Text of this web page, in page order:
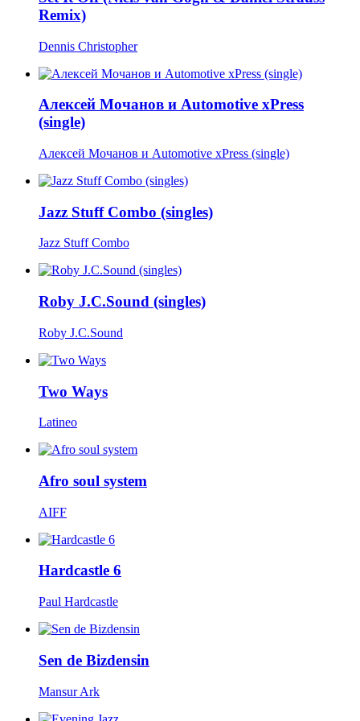
Remix)
Dennis Christopher
Алексей Мочанов и Automotive хPress
(single)
Алексей Мочанов и Automotive хPress (single)
Jazz Stuff Combo (singles)
Jazz Stuff Combo
Roby J.C.Sound (singles)
Roby J.C.Sound
Two Ways
Latineo
Afro soul system
AIFF
Hardcastle 6
Paul Hardcastle
Sen de Bizdensin
Mansur Ark